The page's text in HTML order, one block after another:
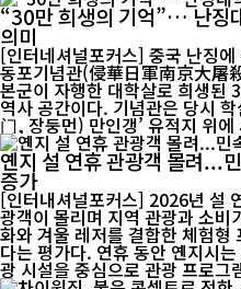
“30만 희생의 기억”… 난징
의미
[인터네셔널포커스] 중국 난징
동포기념관(侵華日軍南京大屠
본군이 자행한 대학살로 희생된
역사 공간이다. 기념관은 당시
门, 장둥먼) 만인갱’ 유적지 위
옌지 설 연휴 관광객 몰려...
증가
[인터내셔널포커스] 2026년 설
광객이 몰리며 지역 관광과 소비
화와 겨울 레저를 결합한 체험
다는 평가다. 연휴 동안 옌지시는 조선족 민속 체험과 공연, 겨울 관
광 시설을 중심으로 관광 프로그